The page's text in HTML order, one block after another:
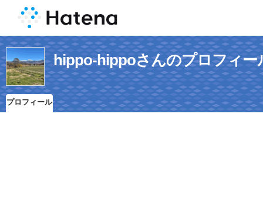
hippo-hippoさんのプロフィー
プロフィール